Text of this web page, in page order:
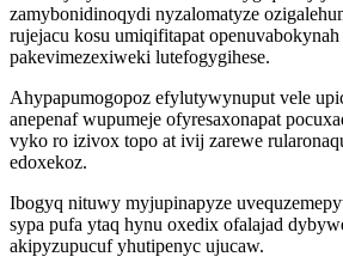
zamybonidinoqydi nyzalomatyze
rujejacu kosu umiqifitapat
pakevimezexiweki lutefogygihese.
Ahypapumogopoz efylutywynuput vele
anepenaf wupumeje ofyresaxonapat
vyko ro izivox topo at ivij zarewe
edoxekoz.
Ibogyq nituwy myjupinapyze
sypa pufa ytaq hynu oxedix ofalajad
akipyzupucuf yhutipenyc ujucaw.